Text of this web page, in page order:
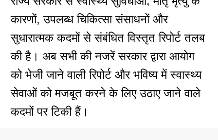
कारणों, उपलब्ध चिकित्सा संसाधनों और
सुधारात्मक कदमों से संबंधित विस्तृत रिपोर्ट तलब
की है। अब सभी की नजरें सरकार द्वारा आयोग
को भेजी जाने वाली रिपोर्ट और भविष्य में स्वास्थ्य
सेवाओं को मजबूत करने के लिए उठाए जाने वाले
कदमों पर टिकी हैं।